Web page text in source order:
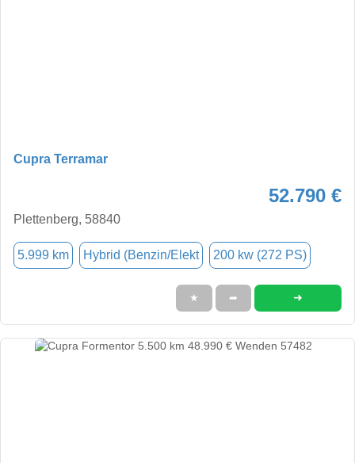
Cupra Terramar
52.790 €
Plettenberg, 58840
5.999 km Hybrid (Benzin/Elekt 200 kw (272 PS)
★ ➦ ➜